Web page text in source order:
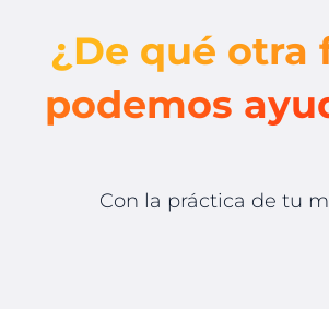
¿De qué otra
podemos
Con la práctica de tu